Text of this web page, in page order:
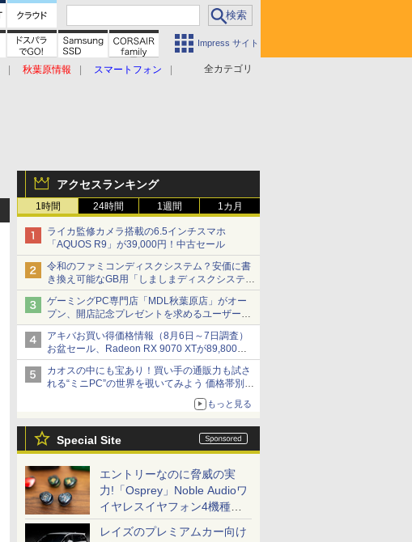
Impress サイト
全カテゴリ
秋葉原情報
スマートフォン
アクセスランキング
1時間 24時間 1週間 1カ月
ライカ監修カメラ搭載の6.5インチスマホ
「AQUOS R9」が39,000円！中古セール
令和のファミコンディスクシステム？安価に書
き換え可能なGB用「しましまディスクシステ
ム」
ゲーミングPC専門店「MDL秋葉原店」がオー
プン、開店記念プレゼントを求めるユーザーが
押し寄せ長蛇の列に
アキバお買い得価格情報（8月6日～7日調査）
お盆セール、Radeon RX 9070 XTが89,800
円、水平周波数24.8kHz対応の17型モニターが
9,801円、暑さ指数連動セール ほか
カオスの中にも宝あり！買い手の通販力も試さ
れる“ミニPC”の世界を覗いてみよう 価格帯別に
仕様や特徴を整理、11製品をピックアップ text
もっと見る
Special Site
エントリーなのに脅威の実
力!「Osprey」Noble Audioワ
イヤレスイヤフォン4機種を
一気に聴く
レイズのプレミアムカー向け